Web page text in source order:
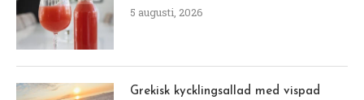
5 augusti, 2026
Grekisk kycklingsallad med vispad